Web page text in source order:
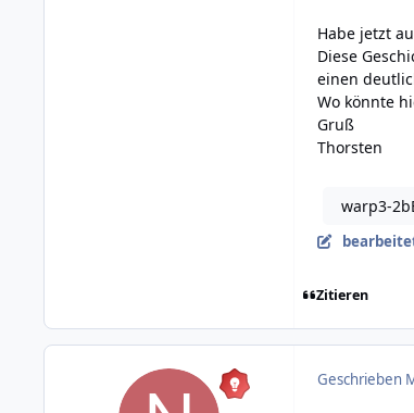
Habe jetzt
Diese
einen
Wo könnte
Gruß
Thorsten
warp3-
Zitieren
Geschrieben